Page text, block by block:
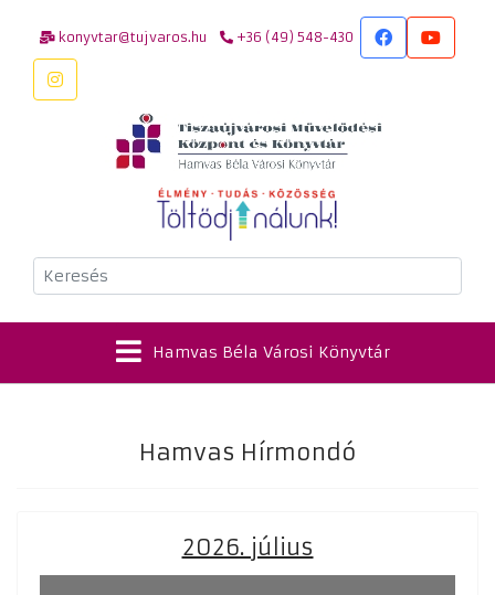
konyvtar@tujvaros.hu +36 (49) 548-430
Keresés
Hamvas Béla Városi Könyvtár
Hamvas Hírmondó
2026. július